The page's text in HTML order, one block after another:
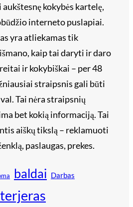
kokybės kartelę,
interneto puslapiai.
yra atliekamas tik
kaip tai daryti ir daro
ir kokybiškai – per 48
straipsnis gali būti
Tai nėra straipsnių
bet kokią informaciją. Tai
aiškų tikslą – reklamuoti
paslaugas, prekes.
baldai Darbas